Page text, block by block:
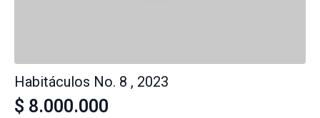
Habitáculos No. 8 , 2023
$ 8.000.000